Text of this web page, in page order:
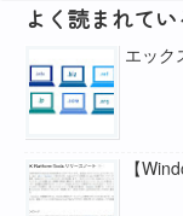
よく読まれてい
エック
【